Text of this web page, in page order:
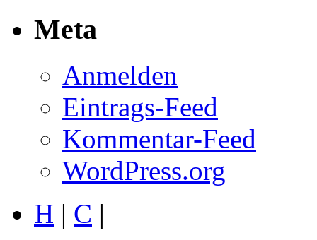
Meta
Anmelden
Eintrags-Feed
Kommentar-Feed
WordPress.org
H | C |